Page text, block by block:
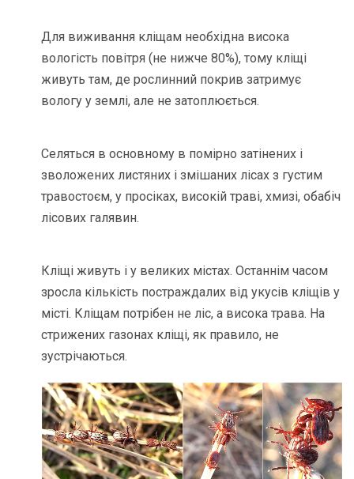
Для виживання кліщам необхідна висока
вологість повітря (не нижче 80%), тому кліщі
живуть там, де рослинний покрив затримує
вологу у землі, але не затоплюється.
Селяться в основному в помірно затінених і
зволожених листяних і змішаних лісах з густим
травостоєм, у просіках, високій траві, хмизі, обабіч
лісових галявин.
Кліщі живуть і у великих містах. Останнім часом
зросла кількість постраждалих від укусів кліщів у
місті. Кліщам потрібен не ліс, а висока трава. На
стрижених газонах кліщі, як правило, не
зустрічаються.